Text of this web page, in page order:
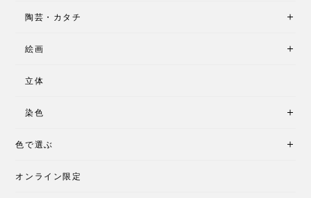
陶芸・カタチ
絵画
立体
染色
色で選ぶ
オンライン限定